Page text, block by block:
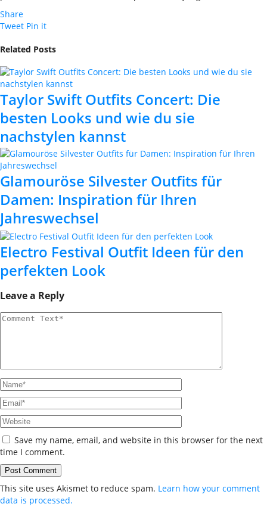
Share
Tweet Pin it
Related Posts
Taylor Swift Outfits Concert: Die
besten Looks und wie du sie
nachstylen kannst
Glamouröse Silvester Outfits für
Damen: Inspiration für Ihren
Jahreswechsel
Electro Festival Outfit Ideen für den
perfekten Look
Leave a Reply
Save my name, email, and website in this browser for the next
time I comment.
This site uses Akismet to reduce spam. Learn how your comment
data is processed.